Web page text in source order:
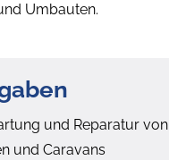
Umbauten.
und Reparatur von
und Caravans